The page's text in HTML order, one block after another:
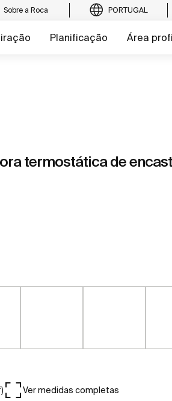
Sobre a Roca PORTUGAL
Planificação Área
termostática de
Ver medidas completas